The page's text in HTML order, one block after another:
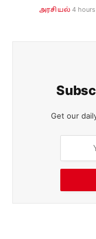
அரசியல் 4
Get our